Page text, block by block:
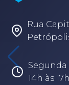
Rua
Segunda
14h às 17h